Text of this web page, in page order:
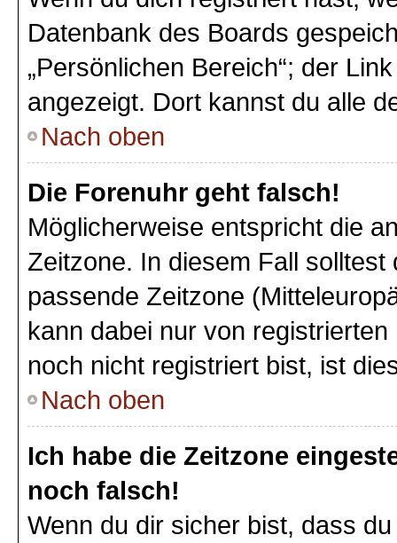
Datenbank des Boards
„Persönlichen Bereich“; der
angezeigt. Dort kannst du alle
Nach oben
Die Forenuhr geht falsch!
Möglicherweise entspricht die
Zeitzone. In diesem Fall solltest
passende Zeitzone
kann dabei nur von
noch nicht registriert bist, ist
Nach oben
Ich habe die Zeitzone
noch falsch!
Wenn du dir sicher bist, dass